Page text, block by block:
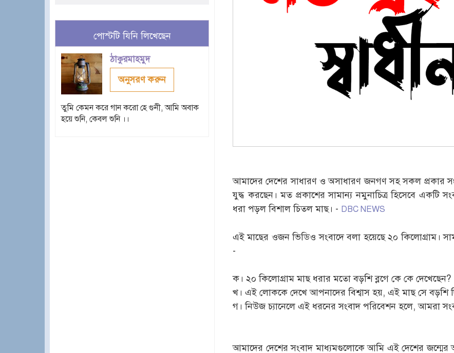
পোস্টটি যিনি লিখেছেন
ঠাকুরমাহমুদ
অনুসরণ করুন
তুমি কেমন করে গান করো হে গুনী, আমি অবাক
হয়ে শুনি, কেবল শুনি ।।
আমাদের দেশের সাধারণ ও অসাধারণ জনগণ সহ সকল প্রকার
যুদ্ধ করছেন। মত প্রকাশের সামান্য নমুনাচিত্র হিসেবে একটি
ধরা পড়ল বিশাল চিতল মাছ। - DBC NEWS
এই মাছের ওজন ভিডিও সংবাদে বলা হয়েছে ২০ কিলোগ্রাম।
-
ক। ২০ কিলোগ্রাম মাছ ধরার মতো বড়শি ব্লগে কে কে দেখেছেন?
খ। এই লোককে দেখে আপনাদের বিশ্বাস হয়, এই মাছ সে বড়শি
গ। নিউজ চ্যানেলে এই ধরনের সংবাদ পরিবেশন হলে, আমরা
আমাদের দেশের সংবাদ মাধ্যমগুলোকে আমি এই দেশের